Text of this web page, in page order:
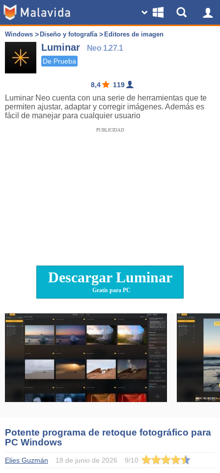
Windows Diseño y fotografía Editores de imagen
Luminar Neo 1.27.1
De Prueba
8,4 119
Luminar Neo cuenta con una serie de herramientas que te
permiten ajustar, adaptar y corregir imágenes. Además es
fácil de manejar para cualquier usuario
PUBLICIDAD
Descargar Luminar
Gratis para PC
Potente programa de retoque fotográfico para
PC Windows
Elies Guzmán 18 de junio de 2026 9/10